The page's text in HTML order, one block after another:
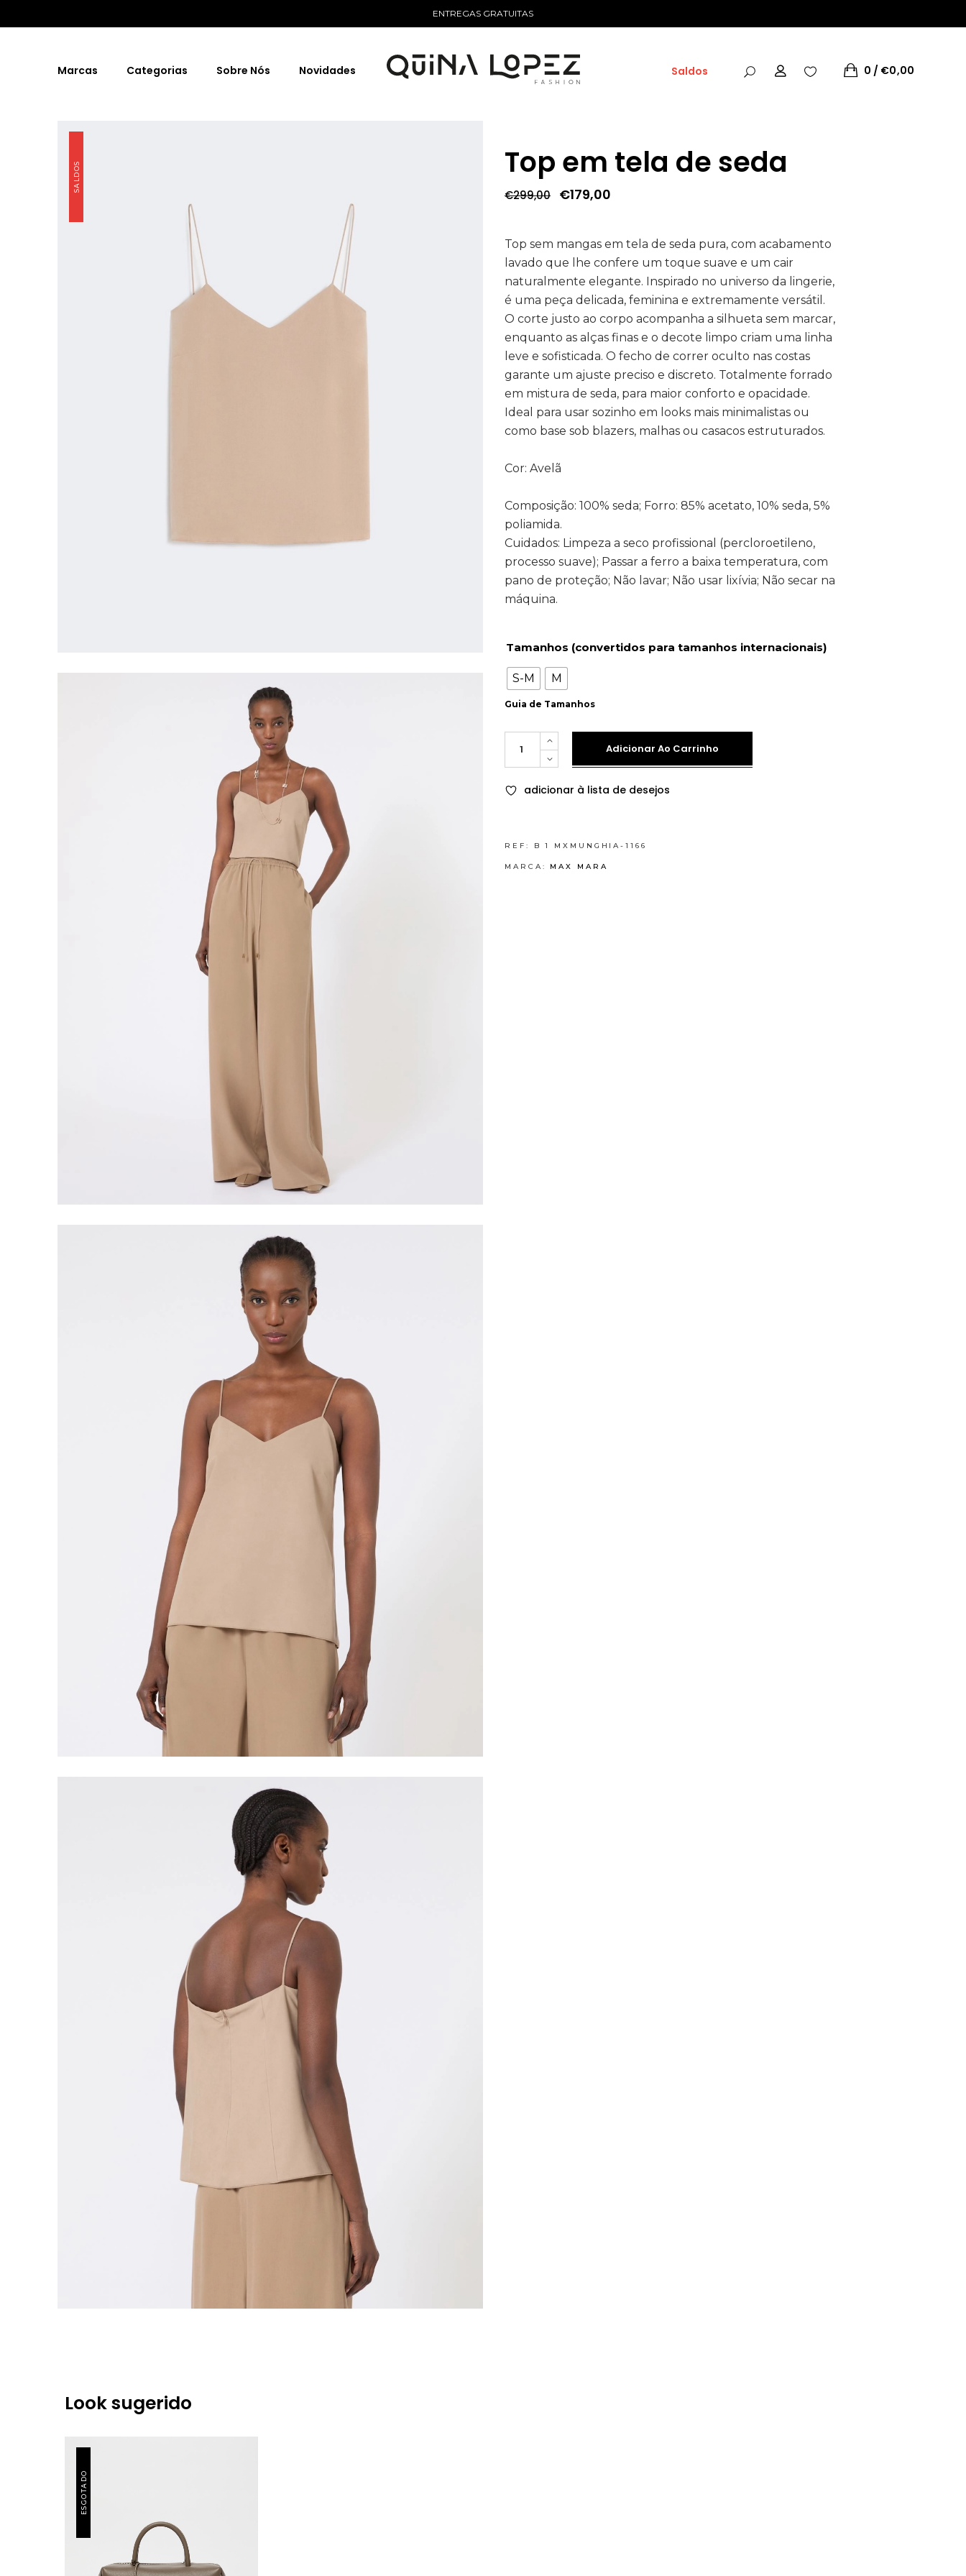
ENTREGAS GRATUITAS
Marcas Categorias Sobre Nós Novidades Saldos 0 €0,00
SALDOS Top em tela de seda
€299,00 O
preço
€299,00.
€179,00
€179,00.
Top sem mangas em tela de seda pura, com acabamento
lavado que lhe confere um toque suave e um cair
naturalmente elegante. Inspirado no universo da lingerie,
é uma peça delicada, feminina e extremamente versátil.
O corte justo ao corpo acompanha a silhueta sem marcar,
enquanto as alças finas e o decote limpo criam uma linha
leve e sofisticada. O fecho de correr oculto nas costas
garante um ajuste preciso e discreto. Totalmente forrado
em mistura de seda, para maior conforto e opacidade.
Ideal para usar sozinho em looks mais minimalistas ou
como base sob blazers, malhas ou casacos estruturados.
Cor: Avelã
Composição: 100% seda; Forro: 85% acetato, 10% seda, 5%
poliamida.
Cuidados: Limpeza a seco profissional (percloroetileno,
processo suave); Passar a ferro a baixa temperatura, com
pano de proteção; Não lavar; Não usar lixívia; Não secar na
máquina.
Guia de Tamanhos
Tamanhos (convertidos para tamanhos internacionais)
S-M M
Quantity
Adicionar Ao Carrinho
adicionar à lista de desejos
REF: B 1 MXMUNGHIA-1166
MARCA: MAX MARA
Look sugerido
ESGOTADO